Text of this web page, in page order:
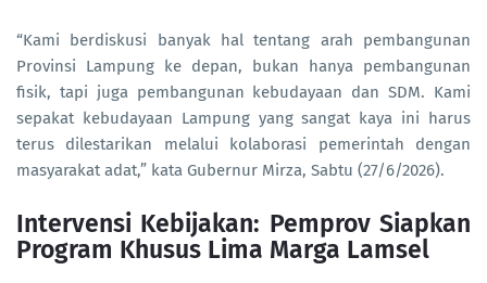
“Kami berdiskusi banyak hal tentang arah pembangunan
Provinsi Lampung ke depan, bukan hanya pembangunan
fisik, tapi juga pembangunan kebudayaan dan SDM. Kami
sepakat kebudayaan Lampung yang sangat kaya ini harus
terus dilestarikan melalui kolaborasi pemerintah dengan
masyarakat adat,” kata Gubernur Mirza, Sabtu (27/6/2026).
Intervensi Kebijakan: Pemprov Siapkan
Program Khusus Lima Marga Lamsel